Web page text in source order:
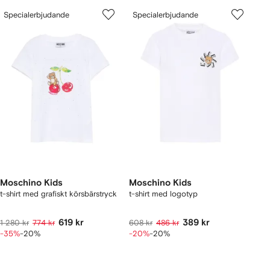
Specialerbjudande
Moschino Kids
t-shirt med grafiskt körsbärstryck
1 280 kr 774 kr 619 kr
-35%-20%
Specialerbjudande
Moschino Kids
t-shirt med logotyp
608 kr 486 kr 389 kr
-20%-20%